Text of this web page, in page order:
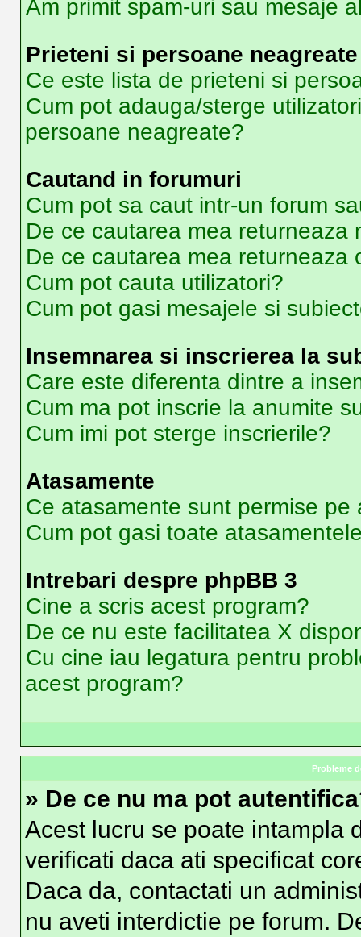
Am primit spam-uri sau mesaje
Prieteni si persoane neagreate
Ce este lista de prieteni si
Cum pot adauga/sterge
persoane neagreate?
Cautand in forumuri
Cum pot sa caut intr-un forum
De ce cautarea mea returneaza
De ce cautarea mea returneaza
Cum pot cauta utilizatori?
Cum pot gasi mesajele si
Insemnarea si inscrierea la
Care este diferenta dintre a
Cum ma pot inscrie la anumite
Cum imi pot sterge inscrierile?
Atasamente
Ce atasamente sunt permise pe
Cum pot gasi toate
Intrebari despre phpBB 3
Cine a scris acest program?
De ce nu este facilitatea X
Cu cine iau legatura pentru
acest program?
Probleme
» De ce nu ma pot
Acest lucru se poate intampla
verificati daca ati specificat
Daca da, contactati un
nu aveti interdictie pe forum.